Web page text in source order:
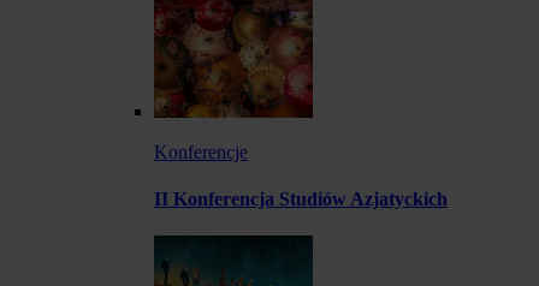
Konferencje
II Konferencja Studiów Azjatyckich